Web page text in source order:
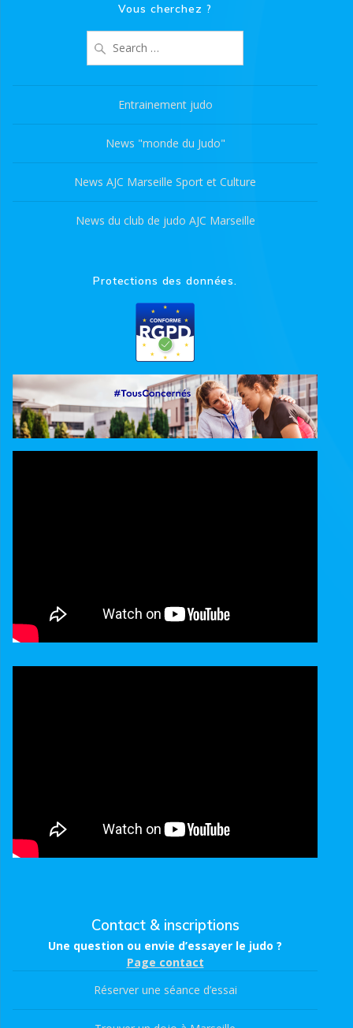
Vous cherchez ?
for:
Entrainement judo
News "monde du Judo"
News AJC Marseille Sport et Culture
News du club de judo AJC Marseille
Protections des données.
Contact & inscriptions
Une question ou envie d’essayer le judo ?
Page contact
Réserver une séance d’essai